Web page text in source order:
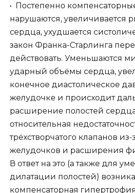
• Постепенно
нарушаются, увеличивается
сердца, ухудшается
закон Франка-Старлинга
действовать. Уменьшаются
ударный объёмы сердца,
конечное диастолическое
желудочке и происходит
расширение полостей
относительная
трёхстворчатого клапанов
желудочков и расширения
В ответ на это (а также для
дилатации полостей)
компенсаторная